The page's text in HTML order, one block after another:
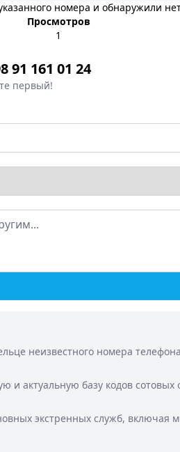
номера и обнаружили
Просмотров
1
161 01 24
первый!
неизвестного номера
и актуальную базу кодов
экстренных служб,